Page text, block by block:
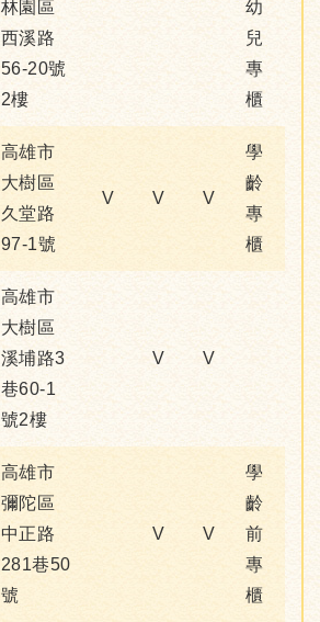
林園區
西溪路
56-20號
2樓
幼
兒
專
櫃
高雄市
大樹區
久堂路
97-1號
V V V
學
齡
專
櫃
高雄市
大樹區
溪埔路3
巷60-1
號2樓
V V
高雄市
彌陀區
中正路
281巷50
號
V V
學
齡
前
專
櫃